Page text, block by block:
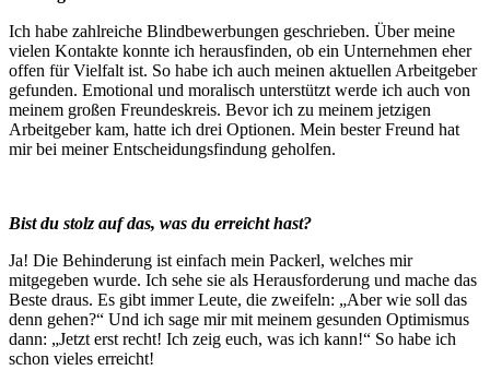
Ich habe zahlreiche Blindbewerbungen geschrieben. Über meine
vielen Kontakte konnte ich herausfinden, ob ein Unternehmen eher
offen für Vielfalt ist. So habe ich auch meinen aktuellen Arbeitgeber
gefunden. Emotional und moralisch unterstützt werde ich auch von
meinem großen Freundeskreis. Bevor ich zu meinem jetzigen
Arbeitgeber kam, hatte ich drei Optionen. Mein bester Freund hat
mir bei meiner Entscheidungsfindung geholfen.
Bist du stolz auf das, was du erreicht hast?
Ja! Die Behinderung ist einfach mein Packerl, welches mir
mitgegeben wurde. Ich sehe sie als Herausforderung und mache das
Beste draus. Es gibt immer Leute, die zweifeln: „Aber wie soll das
denn gehen?“ Und ich sage mir mit meinem gesunden Optimismus
dann: „Jetzt erst recht! Ich zeig euch, was ich kann!“ So habe ich
schon vieles erreicht!